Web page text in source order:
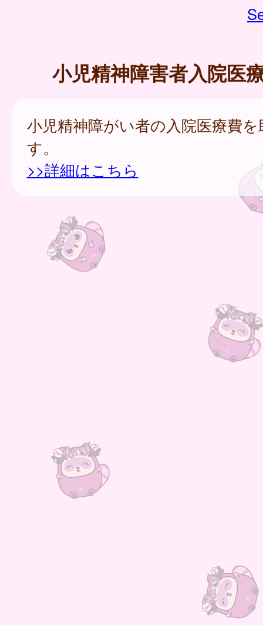
小児精神障害者入院医
小児精神障がい者の入院医療費
す。
>>詳細はこちら